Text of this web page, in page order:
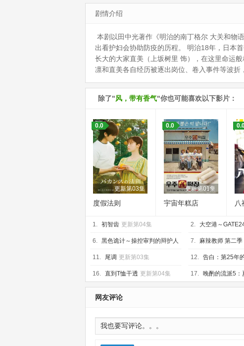
剧情介绍
本剧以田中光著作《明治的南丁格尔 大关和物
出看护妇会协助防疫的历程。 明治18年，日本
长大的大家直美（上坂树里 饰），在这里命运
凛和直美各自经历被逐出岗位、卷入事件等波折
除了"风，带有香气"你也可能喜欢以下影片：
更新第03集
0.0
度假法则
更新第01集
0.0
宇宙年糕店
八
对
1. 初智齿 更新第04集 2. 大空港～
集
6. 黑色诡计～操控审判的辩护人
更新第02集
7. 麻辣教师 第二季
11. 尾调 更新第03集 12. 告白：第25年
03集
16. 直到T恤干透 更新第04集 17. 晚酌的流派5：
05集
网友评论